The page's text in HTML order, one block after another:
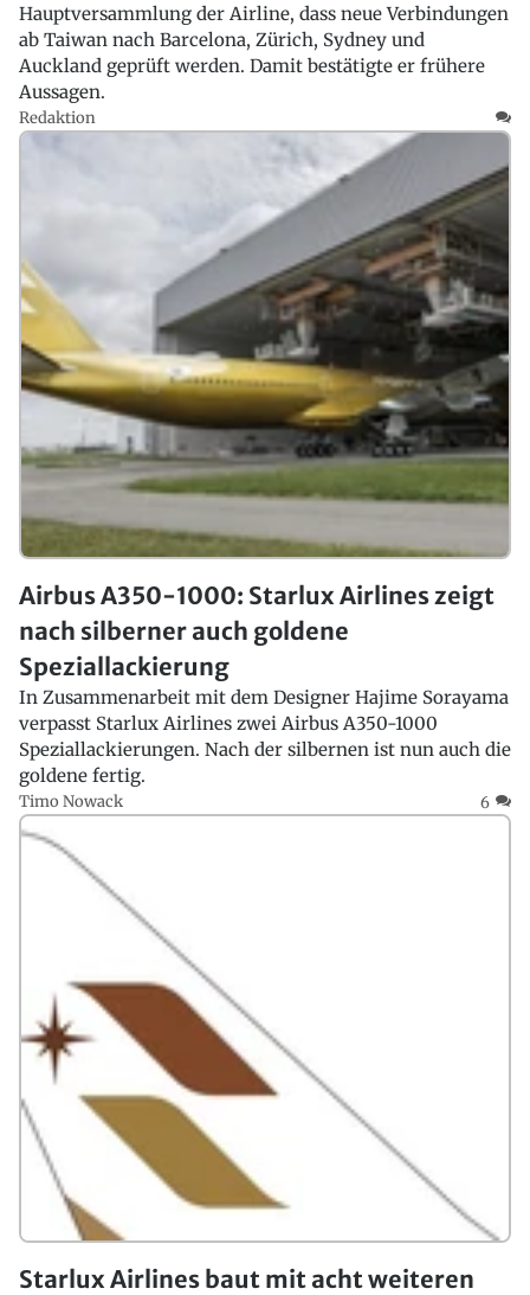
Hauptversammlung der Airline, dass neue Verbindungen
ab Taiwan nach Barcelona, Zürich, Sydney und
Auckland geprüft werden. Damit bestätigte er frühere
Aussagen.
Redaktion
Airbus A350-1000: Starlux Airlines zeigt
nach silberner auch goldene
Speziallackierung
In Zusammenarbeit mit dem Designer Hajime Sorayama
verpasst Starlux Airlines zwei Airbus A350-1000
Speziallackierungen. Nach der silbernen ist nun auch die
goldene fertig.
Timo Nowack 6
Starlux Airlines baut mit acht weiteren